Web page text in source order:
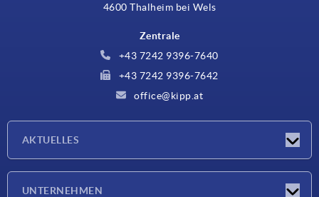
4600 Thalheim bei Wels
Zentrale
+43 7242 9396-7640
+43 7242 9396-7642
office@kipp.at
AKTUELLES
UNTERNEHMEN